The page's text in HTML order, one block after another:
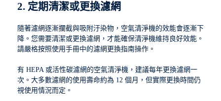
2. 定期清潔或更換濾網
隨著濾網逐漸攔截與吸附汙染物，空氣清淨機的效能會逐漸下
降。您需要清潔或更換濾網，才能確保清淨機維持良好效能。
請嚴格按照使用手冊中的濾網更換指南操作。
有 HEPA 或活性碳濾網的空氣清淨機，建議每年更換濾網一
次。大多數濾網的使用壽命約為 12 個月，但實際更換時間仍
視使用情況而定。